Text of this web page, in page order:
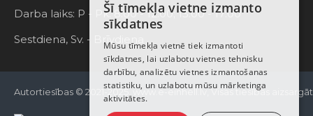
Darba laiks: P - Pk. 8:00 - 12:00; 13:00 - 17:00
Sestdiena, Sv. - Brīvdiena
Autortiesības © 2021-2025, www.e-einhell.lv, Visas tiesības
LATVIAN
ENGLISH
Šī tīmekļa vietne izmanto
sīkdatnes
Mūsu tīmekļa vietnē tiek izmantoti
sīkdatnes, lai uzlabotu vietnes tehnisku
darbību, analizētu vietnes izmantošanas
statistiku, un uzlabotu mūsu mārketinga
aktivitātes.